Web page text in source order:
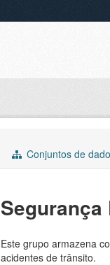
Conjuntos de
Este grupo armazena
acidentes de trânsito.